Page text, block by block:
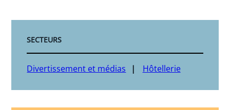
SECTEURS
Divertissement et médias Hôtellerie